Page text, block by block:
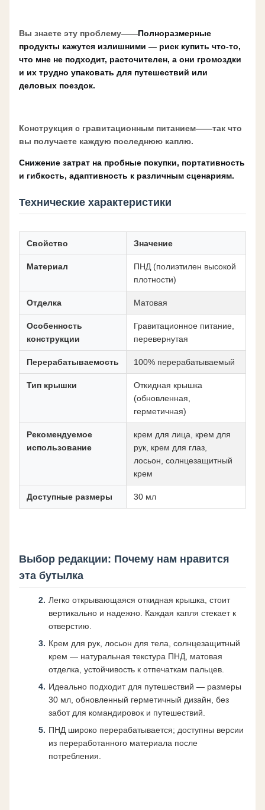
Вы знаете эту проблему——Полноразмерные
продукты кажутся излишними — риск купить что-то,
что мне не подходит, расточителен, а они громоздки
и их трудно упаковать для путешествий или
деловых поездок.
Конструкция с гравитационным питанием——так что
вы получаете каждую последнюю каплю.
Снижение затрат на пробные покупки, портативность
и гибкость, адаптивность к различным сценариям.
Технические характеристики
Свойство Значение
Материал
ПНД (полиэтилен высокой
плотности)
Отделка Матовая
Особенность
конструкции
Гравитационное питание,
перевернутая
Перерабатываемость 100% перерабатываемый
Тип крышки
Откидная крышка
(обновленная,
герметичная)
Рекомендуемое
использование
крем для лица, крем для
рук, крем для глаз,
лосьон, солнцезащитный
крем
Доступные размеры 30 мл
Выбор редакции: Почему нам нравится
эта бутылка
Легко открывающаяся откидная крышка, стоит
вертикально и надежно. Каждая капля стекает к
отверстию.
Крем для рук, лосьон для тела, солнцезащитный
крем — натуральная текстура ПНД, матовая
отделка, устойчивость к отпечаткам пальцев.
Идеально подходит для путешествий — размеры
30 мл, обновленный герметичный дизайн, без
забот для командировок и путешествий.
ПНД широко перерабатывается; доступны версии
из переработанного материала после
потребления.